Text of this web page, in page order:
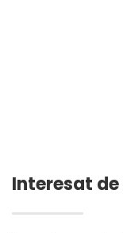
Interesat